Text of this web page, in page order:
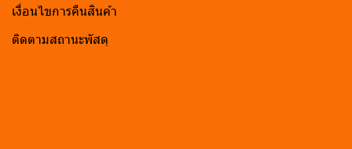
เงื่อนไขการคืนสินค้า
ติดตามสถานะพัสดุ